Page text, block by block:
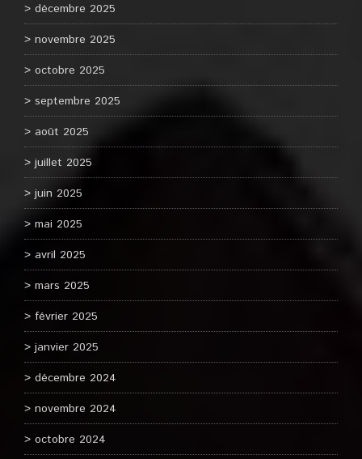
décembre 2025
novembre 2025
octobre 2025
septembre 2025
août 2025
juillet 2025
juin 2025
mai 2025
avril 2025
mars 2025
février 2025
janvier 2025
décembre 2024
novembre 2024
octobre 2024